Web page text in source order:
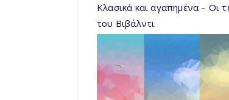
Κλασικά και αγαπημένα – Οι
του Βιβάλντι